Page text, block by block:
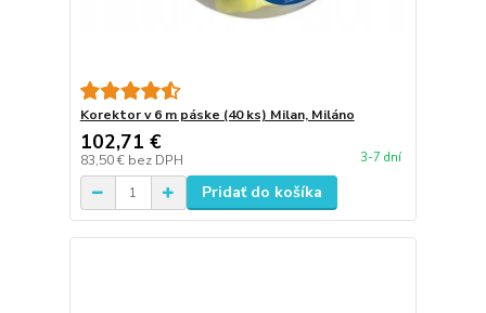
Korektor v 6 m páske (40 ks) Milan, Miláno
102,71 €
83,50 € bez DPH 3-7 dní
Pridať do košíka